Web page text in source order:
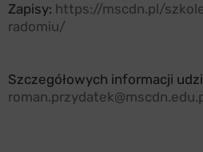
Zapisy: https://mscdn.pl/
radomiu/
Szczegółowych informacji